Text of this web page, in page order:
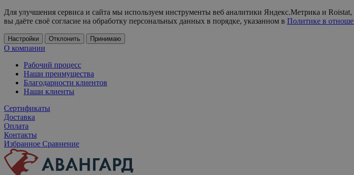
Для улучшения сервиса и сайта мы используем инструменты веб аналитики Яндекс.Метрика и
вы даёте своё согласие на обработку персональных данных в порядке, указанном в Политике в
Настройки Отклонить Принимаю
О компании
Рабочий процесс
Наши преимущества
Благодарности клиентов
Наши клиенты
Сертификаты
Доставка
Оплата
Контакты
Избранное Сравнение